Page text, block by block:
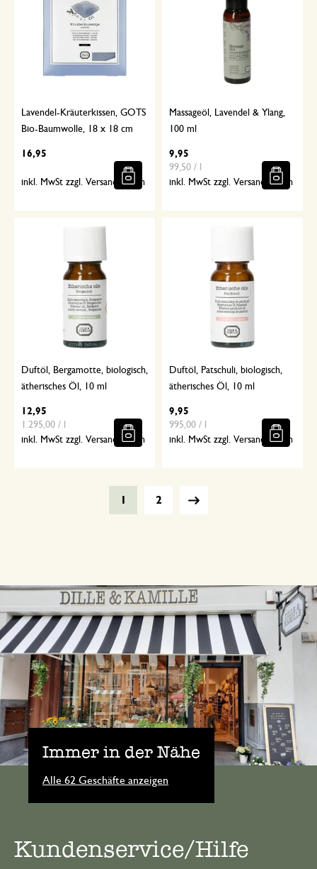
Lavendel-Kräuterkissen, GOTS
Bio-Baumwolle, 18 x 18 cm
16,95
inkl. MwSt zzgl. Versandkosten
Massageöl, Lavendel & Ylang,
100 ml
9,95
99,50 / l
inkl. MwSt zzgl. Versandkosten
Duftöl, Bergamotte, biologisch,
ätherisches Öl, 10 ml
12,95
1.295,00 / l
inkl. MwSt zzgl. Versandkosten
Duftöl, Patschuli, biologisch,
ätherisches Öl, 10 ml
9,95
995,00 / l
inkl. MwSt zzgl. Versandkosten
2
Immer in der Nähe
Alle 62 Geschäfte anzeigen
Kundenservice/Hilfe